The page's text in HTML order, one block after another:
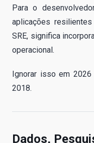
Para o
aplicações
SRE, significa
operacional.
Ignorar isso em
2018.
Dados,